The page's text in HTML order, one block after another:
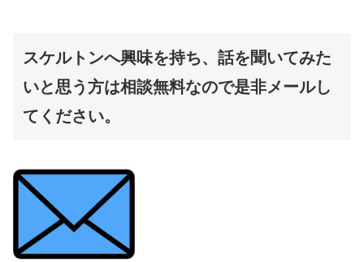
スケルトンへ興味を持ち、話を聞いてみた
いと思う方は相談無料なので是非メールし
てください。